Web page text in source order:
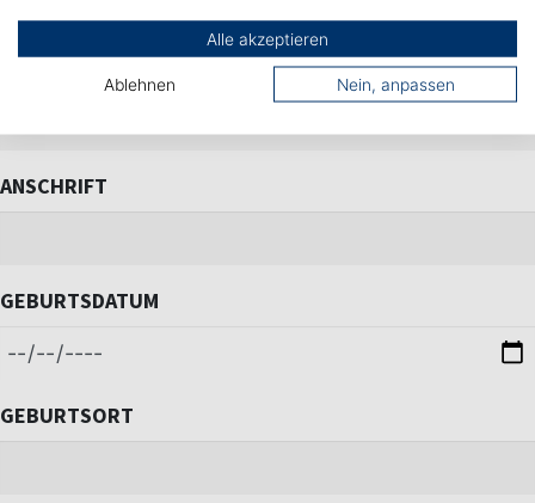
ANSCHRIFT
GEBURTSDATUM
GEBURTSORT
Alle akzeptieren
Ablehnen Nein, anpassen